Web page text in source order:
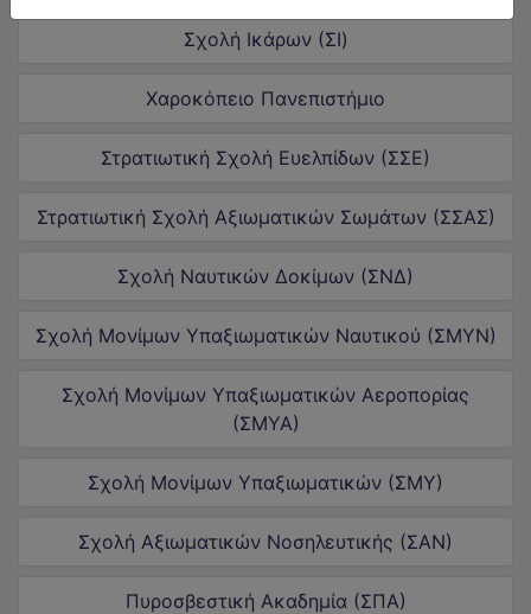
Σχολή Ικάρων (ΣΙ)
Χαροκόπειο Πανεπιστήμιο
Στρατιωτική Σχολή Ευελπίδων (ΣΣΕ)
Στρατιωτική Σχολή Αξιωματικών Σωμάτων (ΣΣΑΣ)
Σχολή Ναυτικών Δοκίμων (ΣΝΔ)
Σχολή Μονίμων Υπαξιωματικών Ναυτικού (ΣΜΥΝ)
Σχολή Μονίμων Υπαξιωματικών Αεροπορίας
(ΣΜΥΑ)
Σχολή Μονίμων Υπαξιωματικών (ΣΜΥ)
Σχολή Αξιωματικών Νοσηλευτικής (ΣΑΝ)
Πυροσβεστική Ακαδημία (ΣΠΑ)